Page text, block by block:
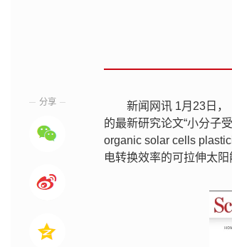
新闻网讯 1月23日
的最新研究论文“小分子
organic solar cells
电转换效率的可拉伸太
分享